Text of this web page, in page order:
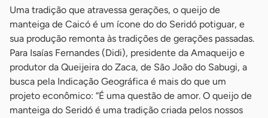
Uma tradição que atravessa gerações, o queijo de
manteiga de Caicó é um ícone do do Seridó potiguar, e
sua produção remonta às tradições de gerações passadas.
Para Isaías Fernandes (Didi), presidente da Amaqueijo e
produtor da Queijeira do Zaca, de São João do Sabugi, a
busca pela Indicação Geográfica é mais do que um
projeto econômico: “É uma questão de amor. O queijo de
manteiga do Seridó é uma tradição criada pelos nossos